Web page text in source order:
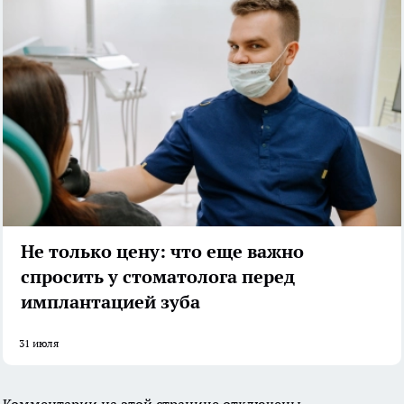
Не только цену: что еще важно
спросить у стоматолога перед
имплантацией зуба
31 июля